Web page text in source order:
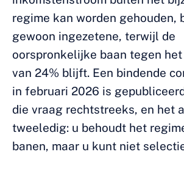
regime kan worden gehouden,
gewoon ingezetene, terwijl de
oorspronkelijke baan tegen
van 24% blijft. Een bindende
in februari 2026 is
die vraag rechtstreeks, en het
tweeledig: u behoudt het
banen, maar u kunt niet